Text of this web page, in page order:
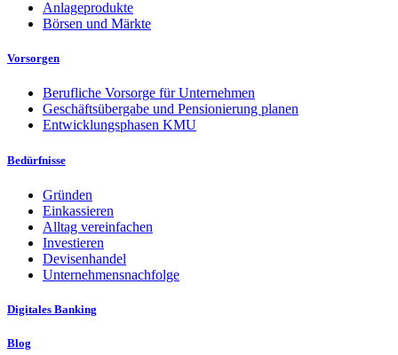
Anlageprodukte
Börsen und Märkte
Vorsorgen
Berufliche Vorsorge für Unternehmen
Geschäftsübergabe und Pensionierung planen
Entwicklungsphasen KMU
Bedürfnisse
Gründen
Einkassieren
Alltag vereinfachen
Investieren
Devisenhandel
Unternehmensnachfolge
Digitales Banking
Blog